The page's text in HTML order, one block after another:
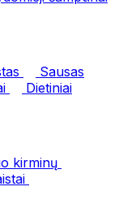
Sausas
Dietiniai
kirminų